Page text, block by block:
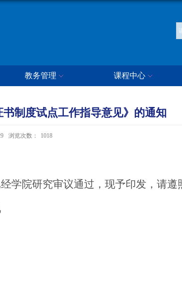
教务管理 课程中心
制度试点工作指导意见》的通知
浏览次数： 1018
学院研究审议通过，现予印发，请遵